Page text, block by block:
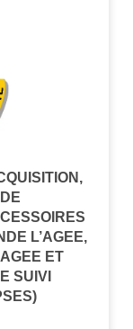
L’AGEE,
ET
SUIVI